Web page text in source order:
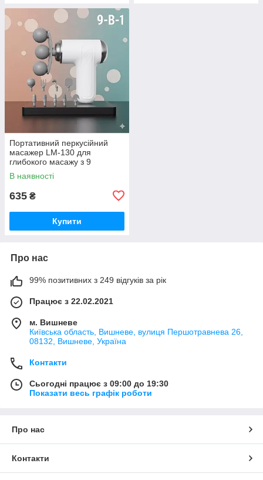
Портативний перкусійний
масажер LM-130 для
глибокого масажу з 9
насадками
В наявності
635 ₴
Купити
Про нас
99% позитивних з 249 відгуків за рік
Працює з 22.02.2021
м. Вишневе
Київська область, Вишневе, вулиця Першотравнева 26,
08132, Вишневе, Україна
Контакти
Сьогодні працює з 09:00 до 19:30
Показати весь графік роботи
Про нас
Контакти